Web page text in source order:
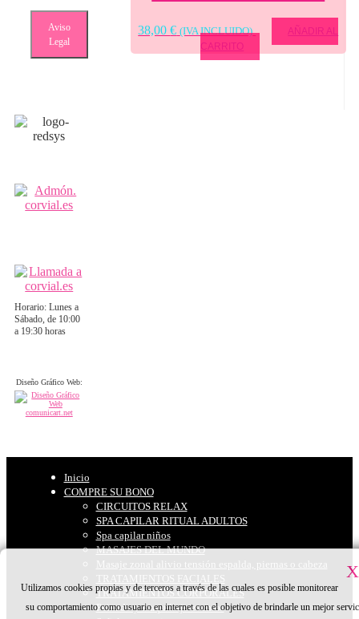
X
Utilizamos cookies propias y de terceros a través de las cuales es posible monitorear
su comportamiento como usuario en internet con el objetivo de brindarle un mejor
38,00€ (IVA INCLUIDO)
AÑADIR AL
CARRITO
Aviso
Legal
Horario: Lunes a
Sábado, de 10:00
a 19:30 horas
Diseño Gráfico Web:
Inicio
COMPRE SU BONO
CIRCUITOS RELAX
SPA CAPILAR RITUAL ADULTOS
Spa capilar niños
MASAJES DEL MUNDO
Masaje zonal alivio tensión espalda, piernas o cabeza
TRATAMIENTOS FACIALES
TRATAMIENTOS CORPORALES
Peinado y maquillaje eventos